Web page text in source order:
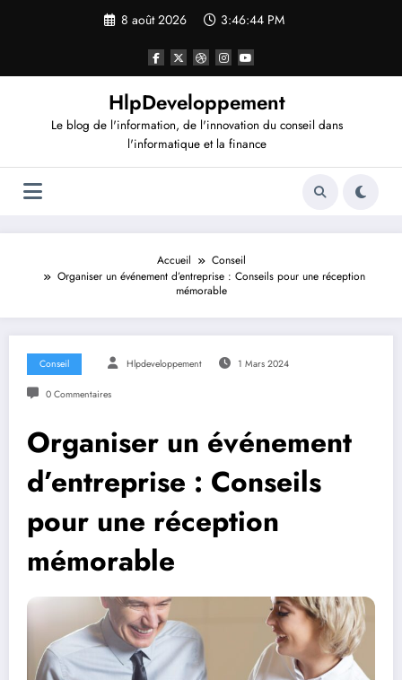
8 août 2026 3:46:44 PM
HlpDeveloppement
Le blog de l'information, de l'innovation du conseil dans
l'informatique et la finance
Accueil
Conseil
Organiser un événement d’entreprise : Conseils pour une réception
mémorable
Conseil Hlpdeveloppement 1 Mars 2024
0 Commentaires
Organiser un événement
d’entreprise : Conseils
pour une réception
mémorable